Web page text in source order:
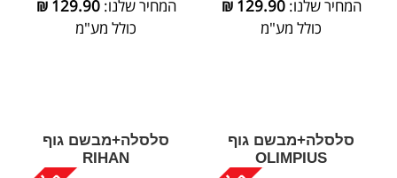
המחיר שלנו:129.90
₪
כולל מע"מ
המחיר שלנו:129.90
₪
כולל מע"מ
סלסלה+מבשם גוף
OLIMPIUS
סלסלה+מבשם גוף
RIHAN